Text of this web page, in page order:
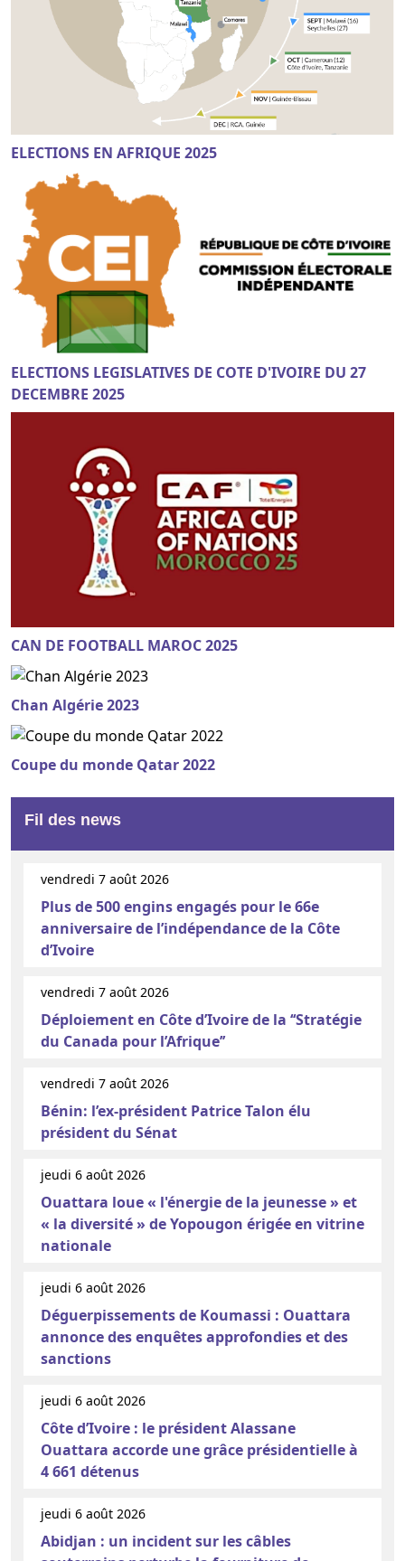
ELECTIONS EN AFRIQUE 2025
ELECTIONS LEGISLATIVES DE COTE D'IVOIRE DU 27
DECEMBRE 2025
CAN DE FOOTBALL MAROC 2025
Chan Algérie 2023
Coupe du monde Qatar 2022
Fil des news
vendredi 7 août 2026
Plus de 500 engins engagés pour le 66e
anniversaire de l’indépendance de la Côte
d’Ivoire
vendredi 7 août 2026
Déploiement en Côte d’Ivoire de la ‘‘Stratégie
du Canada pour l’Afrique’’
vendredi 7 août 2026
Bénin: l’ex-président Patrice Talon élu
président du Sénat
jeudi 6 août 2026
Ouattara loue « l'énergie de la jeunesse » et
« la diversité » de Yopougon érigée en vitrine
nationale
jeudi 6 août 2026
Déguerpissements de Koumassi : Ouattara
annonce des enquêtes approfondies et des
sanctions
jeudi 6 août 2026
Côte d’Ivoire : le président Alassane
Ouattara accorde une grâce présidentielle à
4 661 détenus
jeudi 6 août 2026
Abidjan : un incident sur les câbles